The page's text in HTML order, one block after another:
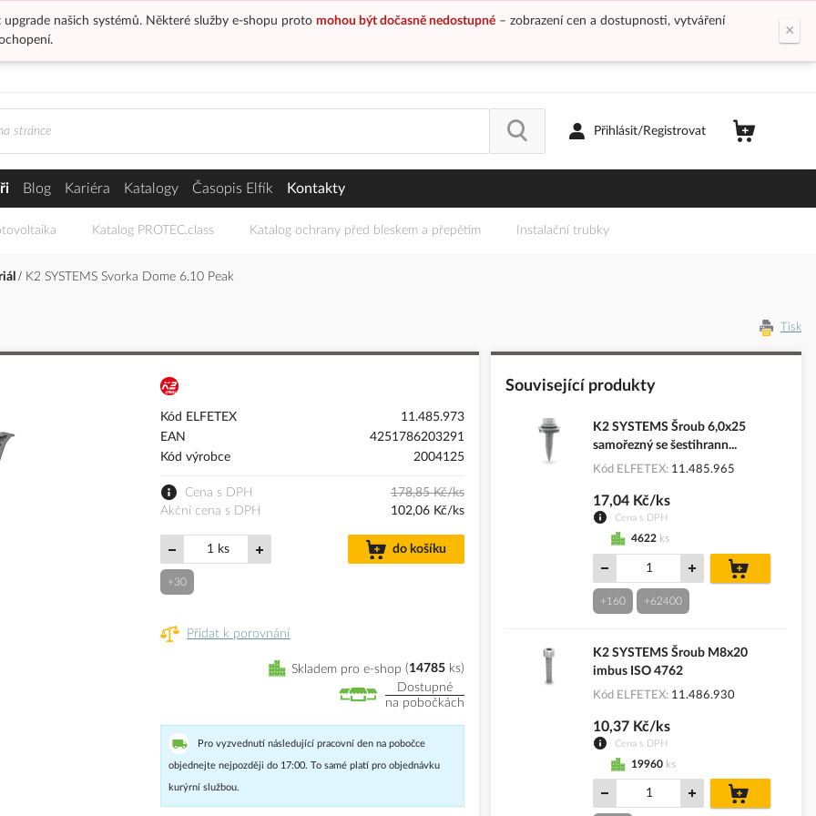
našich systémů. Některé služby e-shopu proto mohou být dočasně nedostupné– zobrazení cen a dostupnosti, vytváření
×
Přihlásit/Registrovat
Blog Kariéra Katalogy Časopis Elfík Kontakty
Katalog PROTEC.class Katalog ochrany před bleskem a přepětím Instalační trubky
K2 SYSTEMS Svorka Dome 6.10 Peak
Tisk
Kód ELFETEX
11.485.973
EAN
4251786203291
Kód výrobce
2004125
Cena s DPH
178,85 Kč/ks
Akční cena s DPH
102,06 Kč/ks
ks do košíku
+30
Přidat k porovnání
Skladem pro e-shop 14785 ks
Dostupné
na pobočkách
Pro vyzvednutí následující pracovní den na pobočce
objednejte nejpozději do 17:00. To samé platí pro objednávku
kurýrní službou.
Související produkty
K2 SYSTEMS Šroub 6,0x25
samořezný se šestihrann...
Kód ELFETEX 11.485.965
Cena s DPH
17,04 Kč/ks
4622 ks
košíku
+160 +62400
K2 SYSTEMS Šroub M8x20
imbus ISO 4762
Kód ELFETEX 11.486.930
Cena s DPH
10,37 Kč/ks
19960 ks
košíku